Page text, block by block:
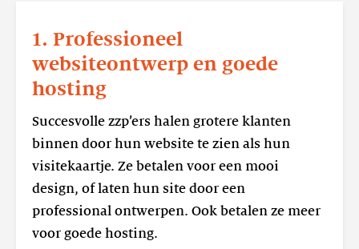
1. Professioneel
websiteontwerp en goede
hosting
Succesvolle zzp’ers halen grotere klanten
binnen door hun website te zien als hun
visitekaartje. Ze betalen voor een mooi
design, of laten hun site door een
professional ontwerpen. Ook betalen ze meer
voor goede hosting.
meer
Professioneel
websiteontwerp
hosting